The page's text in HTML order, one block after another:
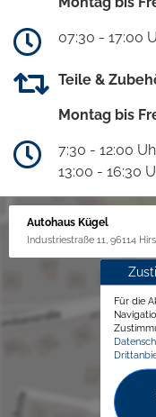
07:30 - 17:00
Teile &
Montag bis
7:30 - 12:00
13:00 - 16:30
Autohaus Kügel
Industriestraße 11, 96114
Für die